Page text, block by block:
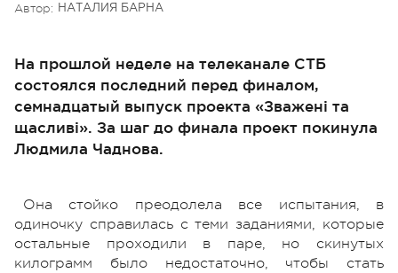
Автор: НАТАЛИЯ БАРНА
На прошлой неделе на телеканале СТБ
состоялся последний перед финалом,
семнадцатый выпуск проекта «Зважені та
щасливі». За шаг до финала проект покинула
Людмила Чаднова.
Она стойко преодолела все испытания, в
одиночку справилась с теми заданиями, которые
остальные проходили в паре, но скинутых
килограмм было недостаточно, чтобы стать